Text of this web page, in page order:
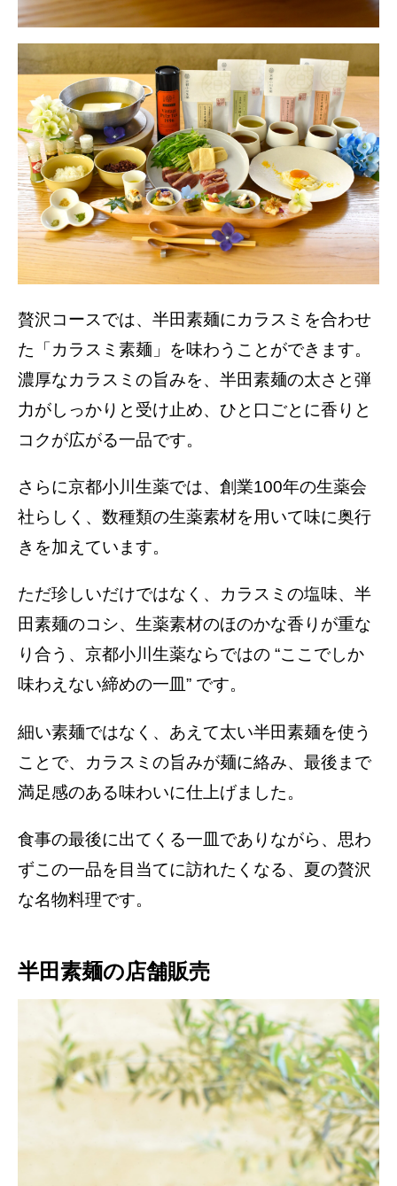
贅沢コースでは、半田素麺にカラスミを合わせ
た「カラスミ素麺」を味わうことができます。
濃厚なカラスミの旨みを、半田素麺の太さと弾
力がしっかりと受け止め、ひと口ごとに香りと
コクが広がる一品です。
さらに京都小川生薬では、創業100年の生薬会
社らしく、数種類の生薬素材を用いて味に奥行
きを加えています。
ただ珍しいだけではなく、カラスミの塩味、半
田素麺のコシ、生薬素材のほのかな香りが重な
り合う、京都小川生薬ならではの “ここでしか
味わえない締めの一皿” です。
細い素麺ではなく、あえて太い半田素麺を使う
ことで、カラスミの旨みが麺に絡み、最後まで
満足感のある味わいに仕上げました。
食事の最後に出てくる一皿でありながら、思わ
ずこの一品を目当てに訪れたくなる、夏の贅沢
な名物料理です。
半田素麺の店舗販売